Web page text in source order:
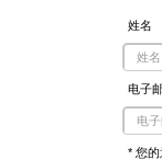
姓名
电子
* 您